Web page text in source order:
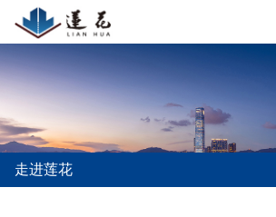
走进莲花